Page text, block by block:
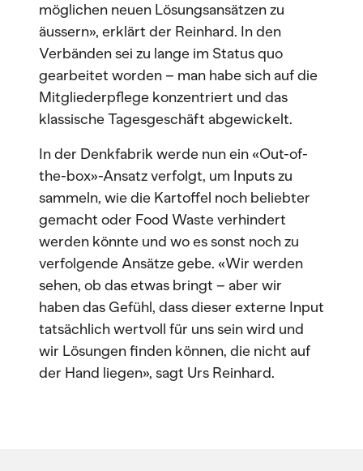
möglichen neuen Lösungsansätzen zu
äussern», erklärt der Reinhard. In den
Verbänden sei zu lange im Status quo
gearbeitet worden – man habe sich auf die
Mitgliederpflege konzentriert und das
klassische Tagesgeschäft abgewickelt.
In der Denkfabrik werde nun ein «Out-of-
the-box»-Ansatz verfolgt, um Inputs zu
sammeln, wie die Kartoffel noch beliebter
gemacht oder Food Waste verhindert
werden könnte und wo es sonst noch zu
verfolgende Ansätze gebe. «Wir werden
sehen, ob das etwas bringt – aber wir
haben das Gefühl, dass dieser externe Input
tatsächlich wertvoll für uns sein wird und
wir Lösungen finden können, die nicht auf
der Hand liegen», sagt Urs Reinhard.